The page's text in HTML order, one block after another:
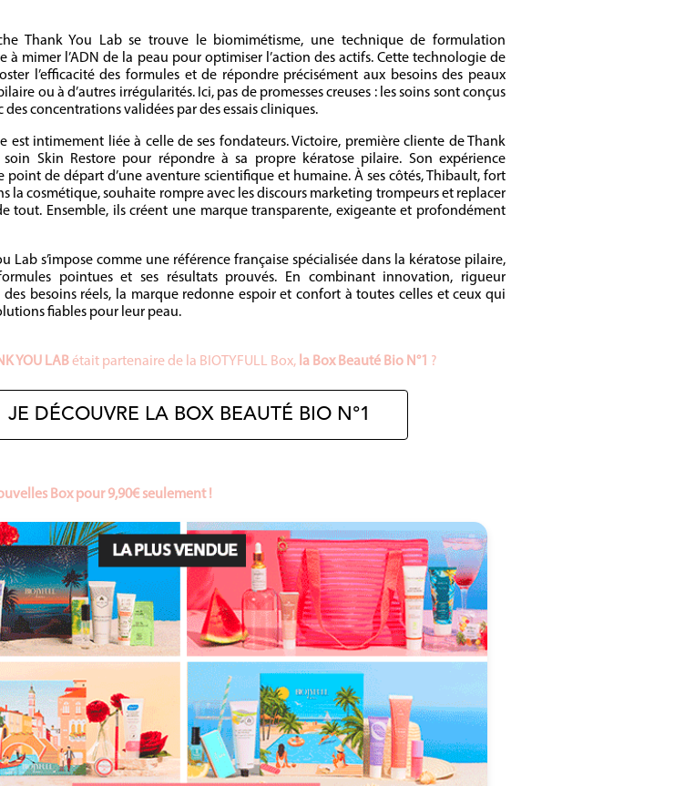
Thank You Lab se trouve le biomimétisme, une technique de formulation
à mimer l’ADN de la peau pour optimiser l’action des actifs. Cette technologie de
l’efficacité des formules et de répondre précisément aux besoins des peaux
ou à d’autres irrégularités. Ici, pas de promesses creuses : les soins sont conçus
concentrations validées par des essais cliniques.
est intimement liée à celle de ses fondateurs. Victoire, première cliente de Thank
Skin Restore pour répondre à sa propre kératose pilaire. Son expérience
point de départ d’une aventure scientifique et humaine. À ses côtés, Thibault, fort
la cosmétique, souhaite rompre avec les discours marketing trompeurs et replacer
tout. Ensemble, ils créent une marque transparente, exigeante et profondément
Lab s’impose comme une référence française spécialisée dans la kératose pilaire,
pointues et ses résultats prouvés. En combinant innovation, rigueur
besoins réels, la marque redonne espoir et confort à toutes celles et ceux qui
fiables pour leur peau.
YOU LABétait partenaire de la BIOTYFULL Box, la Box Beauté Bio N°1 ?
JE DÉCOUVRE LA BOX BEAUTÉ BIO N°1
Box pour 9,90€ seulement !